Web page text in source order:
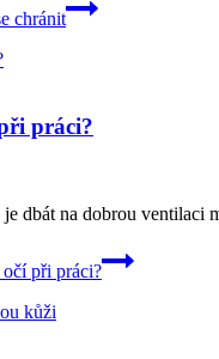
chránit
práci?
dbát na dobrou
při práci?